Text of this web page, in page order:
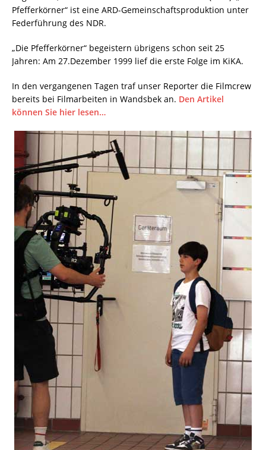
Pfefferkörner“ ist eine ARD-Gemeinschaftsproduktion unter
Federführung des NDR.
„Die Pfefferkörner“ begeistern übrigens schon seit 25
Jahren: Am 27.Dezember 1999 lief die erste Folge im KiKA.
In den vergangenen Tagen traf unser Reporter die Filmcrew
bereits bei Filmarbeiten in Wandsbek an. Den Artikel
können Sie hier lesen…